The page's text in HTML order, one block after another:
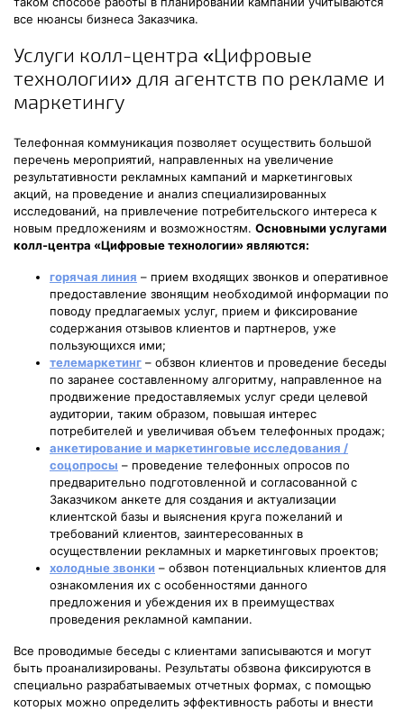
все нюансы бизнеса Заказчика.
Услуги колл-центра «Цифровые
технологии» для агентств по рекламе и
маркетингу
Телефонная коммуникация позволяет осуществить большой
перечень мероприятий, направленных на увеличение
результативности рекламных кампаний и маркетинговых
акций, на проведение и анализ специализированных
исследований, на привлечение потребительского интереса к
новым предложениям и возможностям. Основными услугами
колл-центра «Цифровые технологии» являются:
горячая линия – прием входящих звонков и оперативное
предоставление звонящим необходимой информации по
поводу предлагаемых услуг, прием и фиксирование
содержания отзывов клиентов и партнеров, уже
пользующихся ими;
телемаркетинг – обзвон клиентов и проведение беседы
по заранее составленному алгоритму, направленное на
продвижение предоставляемых услуг среди целевой
аудитории, таким образом, повышая интерес
потребителей и увеличивая объем телефонных продаж;
анкетирование и маркетинговые исследования /
соцопросы – проведение телефонных опросов по
предварительно подготовленной и согласованной с
Заказчиком анкете для создания и актуализации
клиентской базы и выяснения круга пожеланий и
требований клиентов, заинтересованных в
осуществлении рекламных и маркетинговых проектов;
холодные звонки – обзвон потенциальных клиентов для
ознакомления их с особенностями данного
предложения и убеждения их в преимуществах
проведения рекламной кампании.
Все проводимые беседы с клиентами записываются и могут
быть проанализированы. Результаты обзвона фиксируются в
специально разрабатываемых отчетных формах, с помощью
которых можно определить эффективность работы и внести